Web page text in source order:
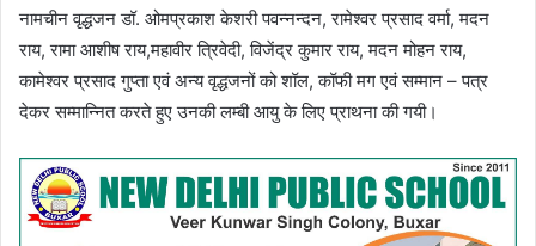
नामचीन वृद्धजन डॉ. ओमप्रकाश केशरी पवन्नन्दन, रामेश्वर प्रसाद वर्मा, मदन
राय, रामा आशीष राय,महावीर त्रिवेदी, विजेंद्र कुमार राय, मदन मोहन राय,
कामेश्वर प्रसाद गुप्ता एवं अन्य वृद्धजनों को शॉल, कॉफी मग एवं सम्मान – पत्र
देकर सम्मान्नित करते हुए उनकी लम्बी आयु के लिए प्राथना की गयी।